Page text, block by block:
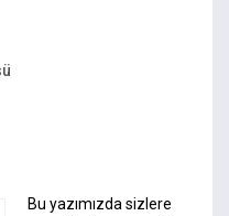
Bu yazımızda sizlere